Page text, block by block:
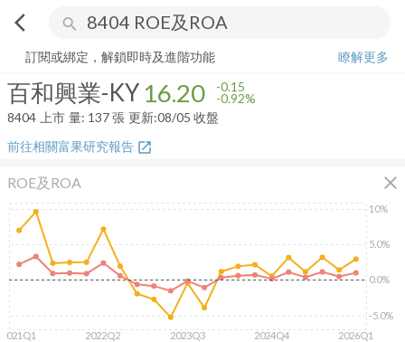
arrow_back_ios search
百和興業-KY 16.20-0.92%
訂閱或綁定，解鎖即時及進階功能
瞭解更多
百和興業-KY 16.20 -0.15
-0.92%
8404 上市 量: 137張 更新:08/05 收盤
前往相關富果研究報告 open_in_new
ROE及ROA close
2021Q1 2022Q2 2023Q3 2024Q4 2026Q1
-5.0%
0.0%
5.0%
10%